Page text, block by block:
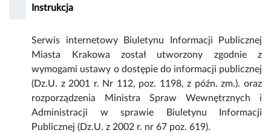
Instrukcja
Serwis internetowy Biuletynu Informacji Publicznej
Miasta Krakowa został utworzony zgodnie z
wymogami ustawy o dostępie do informacji publicznej
(Dz.U. z 2001 r. Nr 112, poz. 1198, z późn. zm.). oraz
rozporządzenia Ministra Spraw Wewnętrznych i
Administracji w sprawie Biuletynu Informacji
Publicznej (Dz.U. z 2002 r. nr 67 poz. 619).